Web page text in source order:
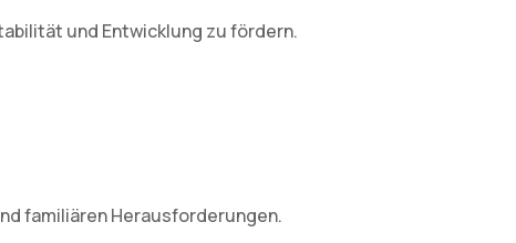
und Entwicklung zu fördern.
familiären Herausforderungen.